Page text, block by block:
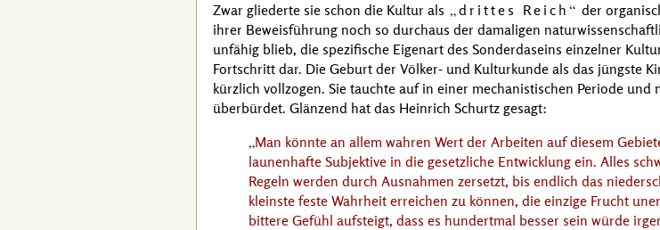
Zwar gliederte sie schon die Kultur als
drittes Reich
der
ihrer Beweisführung noch so durchaus der damaligen
unfähig blieb, die spezifische Eigenart des Sonderdaseins einzelner
Fortschritt dar. Die Geburt der Völker- und Kulturkunde als das jüngste
kürzlich vollzogen. Sie tauchte auf in einer mechanistischen Periode
überbürdet. Glänzend hat das Heinrich Schurtz gesagt:
Man könnte an allem wahren Wert der Arbeiten auf diesem
launenhafte Subjektive in die gesetzliche Entwicklung ein. Alles
Regeln werden durch Ausnahmen zersetzt, bis endlich das
kleinste feste Wahrheit erreichen zu können, die einzige Frucht
bittere Gefühl aufsteigt, dass es hundertmal besser sein würde